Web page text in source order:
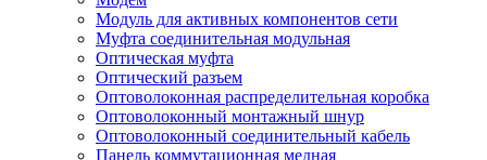
Модуль для активных компонентов сети
Муфта соединительная модульная
Оптическая муфта
Оптический разъем
Оптоволоконная распределительная коробка
Оптоволоконный монтажный шнур
Оптоволоконный соединительный кабель
Панель коммутационная медная